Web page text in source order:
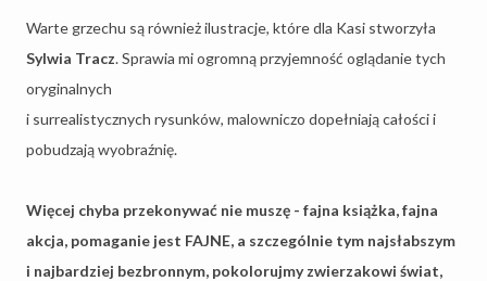
Warte grzechu są również ilustracje, które dla Kasi stworzyła
Sylwia Tracz. Sprawia mi ogromną przyjemność oglądanie tych
oryginalnych
i surrealistycznych rysunków, malowniczo dopełniają całości i
pobudzają wyobraźnię.
Więcej chyba przekonywać nie muszę - fajna książka, fajna
akcja, pomaganie jest FAJNE, a szczególnie tym najsłabszym
i najbardziej bezbronnym, pokolorujmy zwierzakowi świat,